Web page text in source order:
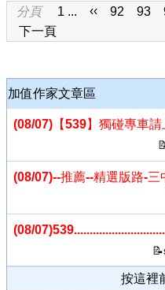
分頁 1 ... ‹‹ 92 93
下一頁
加值作家文章區
(08/07) 【539】獨碰專車
(08/07)--推薦--精選版路-三
(08/07)
按這裡